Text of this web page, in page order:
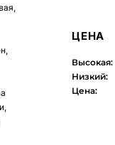
ЦЕНА
Высокая:
Низкий:
Цена: